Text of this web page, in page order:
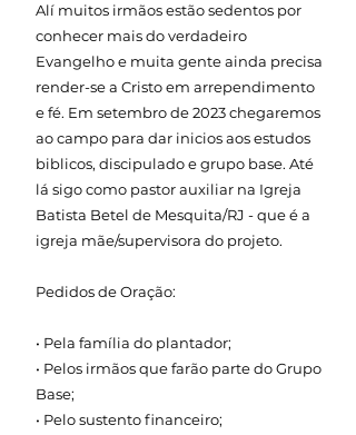
Alí muitos irmãos estão sedentos por
conhecer mais do verdadeiro
Evangelho e muita gente ainda precisa
render-se a Cristo em arrependimento
e fé. Em setembro de 2023 chegaremos
ao campo para dar inicios aos estudos
biblicos, discipulado e grupo base. Até
lá sigo como pastor auxiliar na Igreja
Batista Betel de Mesquita/RJ - que é a
igreja mãe/supervisora do projeto.
Pedidos de Oração:
• Pela família do plantador;
• Pelos irmãos que farão parte do Grupo
Base;
• Pelo sustento financeiro;